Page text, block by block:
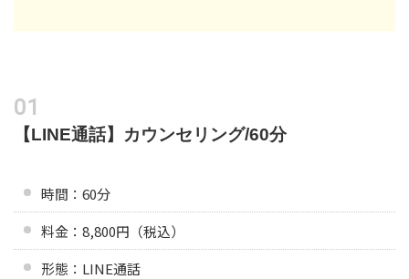
【LINE通話】カウンセリング/60分
時間：60分
料金：8,800円（税込）
形態：LINE通話